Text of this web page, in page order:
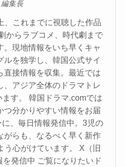
編集長
、これまでに視聴した作品
からラブコメ、時代劇まで
。現地情報をいち早くキャ
ルを独学し、韓国公式サイ
直接情報を収集。最近では
、アジア全体のドラマトレ
す。 韓国ドラマ.comでは
つ分かりやすい情報をお届
、毎日情報発信中。3児の
がらも、なるべく早く新作
う心がけています。 X（旧
発信中 ご覧になりたいド